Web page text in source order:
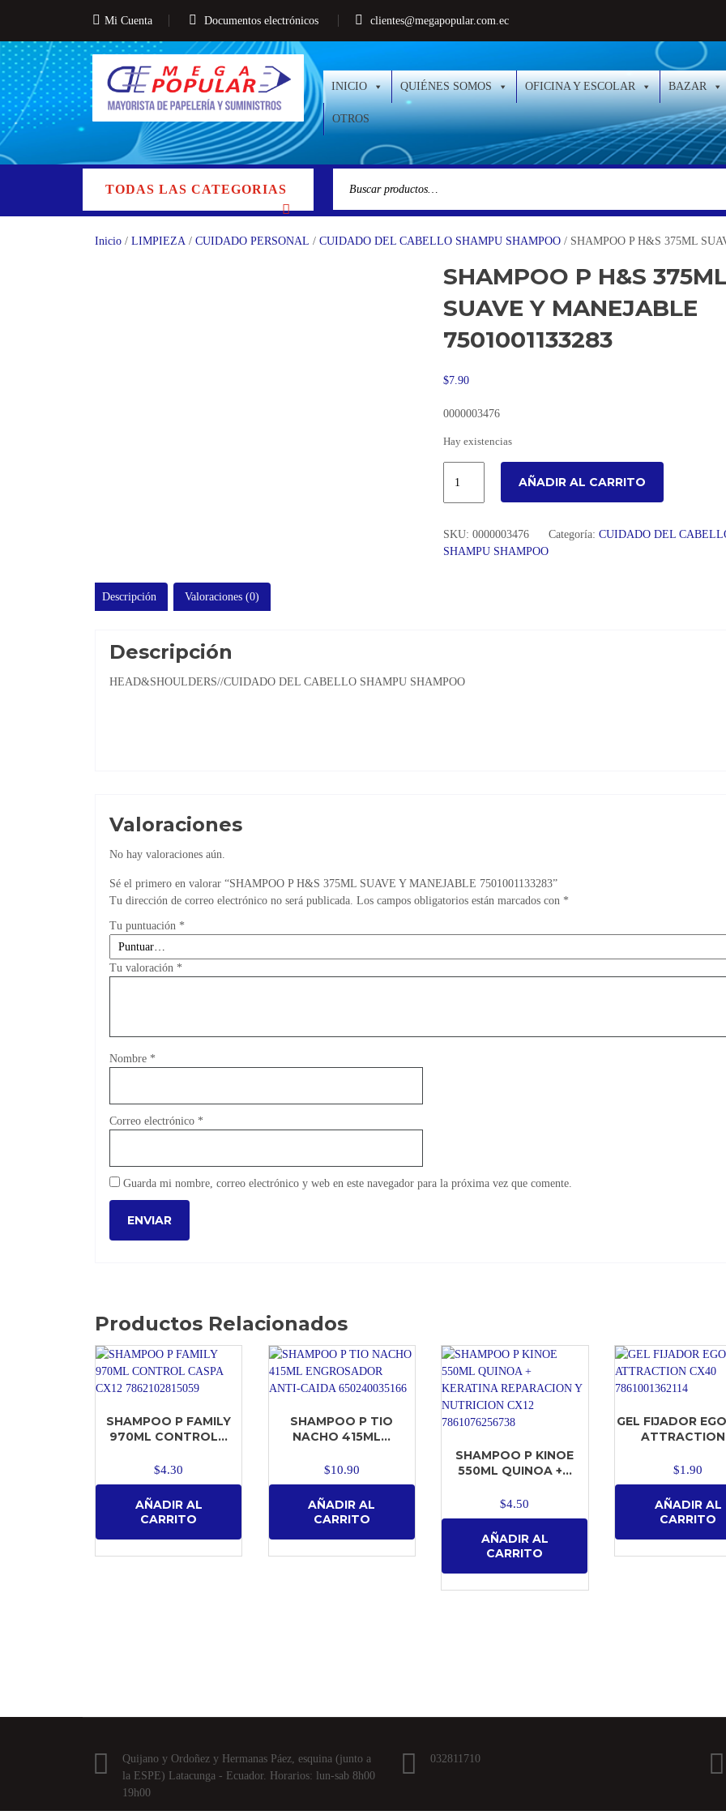
Mi Cuenta Documentos electrónicos clientes@megapopular.com.ec
INICIO QUIÉNES SOMOS OFICINA Y ESCOLAR BAZAR
OTROS
TODAS LAS CATEGORIAS
Inicio / LIMPIEZA / CUIDADO PERSONAL / CUIDADO DEL CABELLO SHAMPU SHAMPOO / SHAMPOO P H&S 375ML
SHAMPOO P H&S
SUAVE Y MANEJABLE
7501001133283
$7.90
0000003476
Hay existencias
AÑADIR AL CARRITO
SKU: 0000003476 Categoría: CUIDADO DEL
SHAMPU SHAMPOO
Descripción Valoraciones (0)
Descripción
HEAD&SHOULDERS//CUIDADO DEL CABELLO SHAMPU SHAMPOO
Valoraciones
No hay valoraciones aún.
Sé el primero en valorar “SHAMPOO P H&S 375ML SUAVE Y MANEJABLE 7501001133283”
Tu dirección de correo electrónico no será publicada. Los campos obligatorios están marcados con *
Tu puntuación *
Tu valoración *
Nombre *
Correo electrónico *
Guarda mi nombre, correo electrónico y web en este navegador para la próxima vez que comente.
Productos Relacionados
SHAMPOO P FAMILY
970ML CONTROL...
$4.30
AÑADIR AL
CARRITO
SHAMPOO P TIO
NACHO 415ML...
$10.90
AÑADIR AL
CARRITO
SHAMPOO P KINOE
550ML QUINOA +...
$4.50
AÑADIR AL
CARRITO
GEL FIJADOR
$1.90
AÑADIR AL
CARRITO
Quijano y Ordoñez y Hermanas Páez, esquina (junto a
la ESPE) Latacunga - Ecuador. Horarios: lun-sab 8h00
19h00
032811710